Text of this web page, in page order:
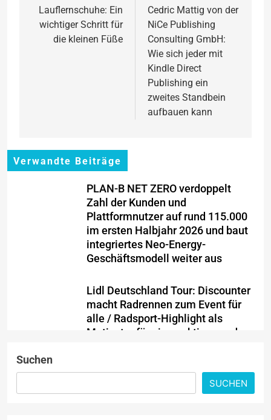
Lauflernschuhe: Ein
wichtiger Schritt für
die kleinen Füße
Cedric Mattig von der
NiCe Publishing
Consulting GmbH:
Wie sich jeder mit
Kindle Direct
Publishing ein
zweites Standbein
aufbauen kann
Verwandte Beiträge
PLAN-B NET ZERO verdoppelt
Zahl der Kunden und
Plattformnutzer auf rund 115.000
im ersten Halbjahr 2026 und baut
integriertes Neo-Energy-
Geschäftsmodell weiter aus
Lidl Deutschland Tour: Discounter
macht Radrennen zum Event für
alle / Radsport-Highlight als
Motivator für einen aktiven und
Ein Jahrzehnt jenseits aller
Grenzen: AKKO feiert 10-jähriges
Suchen
SUCHEN